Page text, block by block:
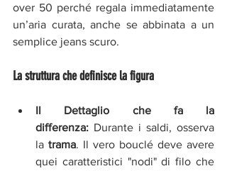
over 50 perché regala immediatamente
un’aria curata, anche se abbinata a un
semplice jeans scuro.
La struttura che definisce la figura
Il Dettaglio che fa la
differenza: Durante i saldi, osserva
la trama. Il vero bouclé deve avere
quei caratteristici "nodi" di filo che